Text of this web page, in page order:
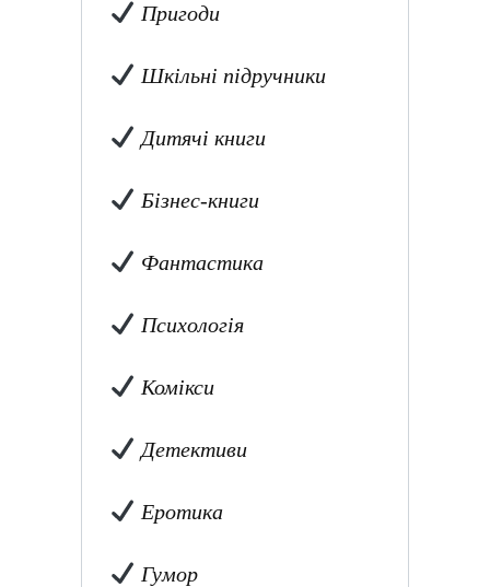
Пригоди
Шкільні підручники
Дитячі книги
Бізнес-книги
Фантастика
Психологія
Комікси
Детективи
Еротика
Гумор